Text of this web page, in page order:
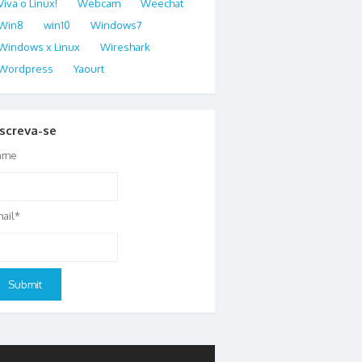
o Linux! Webcam
Weechat
win10
Windows7
x Linux
Wireshark
Yaourt
se